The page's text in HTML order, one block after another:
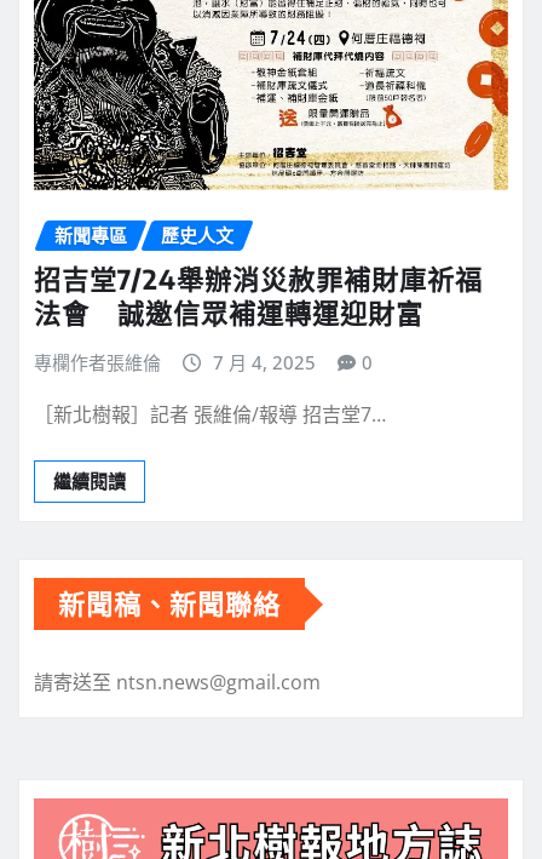
新聞專區 歷史人文
招吉堂7/24舉辦消災赦罪補財庫祈福
法會 誠邀信眾補運轉運迎財富
專欄作者張維倫 7 月 4, 2025 0
［新北樹報］記者 張維倫/報導 招吉堂7…
繼續閱讀
新聞稿、新聞聯絡
請寄送至 ntsn.news@gmail.com